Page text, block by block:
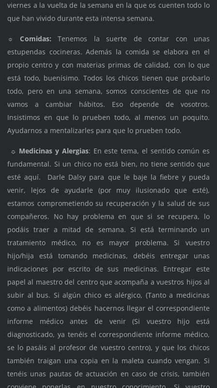
viernes a la vuelta de la semana en la que os cuenten todo lo
que han vivido durante esta intensa semana.
☼ Comidas: Tenemos la suerte de contar con unas
estupendas cocineras. Además la comida se elabora en el
propio centro y con materias primas de calidad, con lo que
está todo, buenísimo. Todos los chicos tienen que probarlo
todo, pero en una semana, somos conscientes de que no
vamos a cambiar hábitos. Eso depende de vosotros.
Insistimos en que lo prueben todo, al menos un poquito.
Ayudarnos a mentalizarles para que lo prueben todo.
☼ Medicinas y Alergias: En este tema, el sentido común es
fundamental. Si un chico no está bien, no tiene sentido que
esté aquí. Darle Dalsy para que le baje la fiebre y pueda
venir, lejos de ayudarle (por muy ilusionado que esté),
estamos comprometiendo su recuperación y la salud de sus
compañeros. No hay problema en que si se recupera, lo
podáis traer a mitad de semana. Si está terminando un
tratamiento médico, no es mayor problema. Si vuestro
hijo/hija está tomando medicinas, debéis entregar unas
indicaciones por escrito de sus medicinas. Entregar este
papel al maestro del centro que acompaña a vuestros hijos al
subir al bus. Si algún chico es alérgico, (Tanto a medicinas
como a alimentos) debéis hacernos llegar el correspondiente
informe médico antes de venir (Si vuestro hijo está
diagnosticado, ya tenéis el correspondiente informe médico,
se lo pasáis al profesor de vuestro centro), y que los chicos
también traigan una copia en la maleta cuando vengan. Si
tenéis unas pautas de actuación en caso de crisis, también